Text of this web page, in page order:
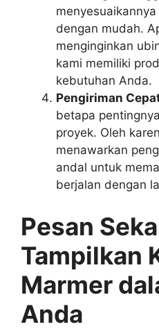
dengan mudah.
menginginkan
kami memiliki
kebutuhan Anda.
Pengiriman
betapa
proyek. Oleh
menawarkan
andal untuk
berjalan dengan
Pesan
Tampilkan
Marmer
Anda